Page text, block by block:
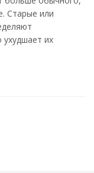
Старые или
ухудшает их